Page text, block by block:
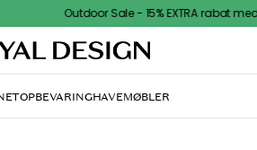
Outdoor Sale - 15% EXTRA rabat med
OPBEVARINGHAVEMØBLER